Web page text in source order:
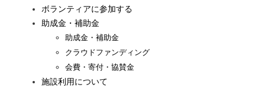
ボランティアに参加する
助成金・補助金
助成金・補助金
クラウドファンディング
会費・寄付・協賛金
施設利用について